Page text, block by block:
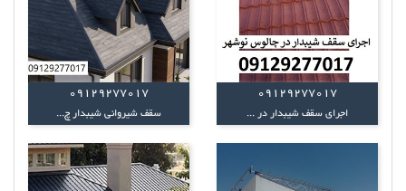
09129277017
اجرای سقف شیبدار در ...
09129277017
سقف شیروانی شیبدار چ...